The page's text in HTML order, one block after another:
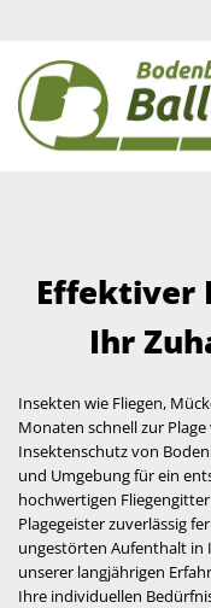
Effektiver
Ihr
Insekten wie Fliegen,
Monaten schnell zur
Insektenschutz von
und Umgebung für ein
hochwertigen
Plagegeister zuverlässig
ungestörten Aufenthalt in
unserer langjährigen
Ihre individuellen